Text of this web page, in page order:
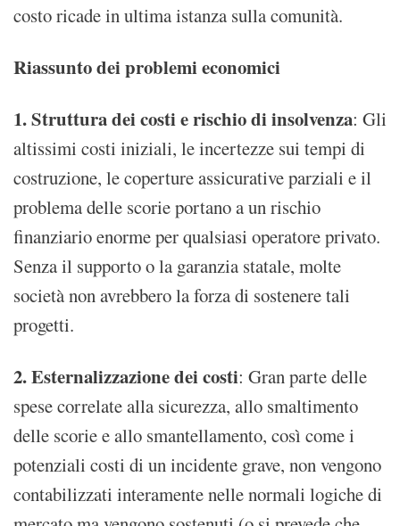
costo ricade in ultima istanza sulla comunità.
Riassunto dei problemi economici
1. Struttura dei costi e rischio di insolvenza: Gli
altissimi costi iniziali, le incertezze sui tempi di
costruzione, le coperture assicurative parziali e il
problema delle scorie portano a un rischio
finanziario enorme per qualsiasi operatore privato.
Senza il supporto o la garanzia statale, molte
società non avrebbero la forza di sostenere tali
progetti.
2. Esternalizzazione dei costi: Gran parte delle
spese correlate alla sicurezza, allo smaltimento
delle scorie e allo smantellamento, così come i
potenziali costi di un incidente grave, non vengono
contabilizzati interamente nelle normali logiche di